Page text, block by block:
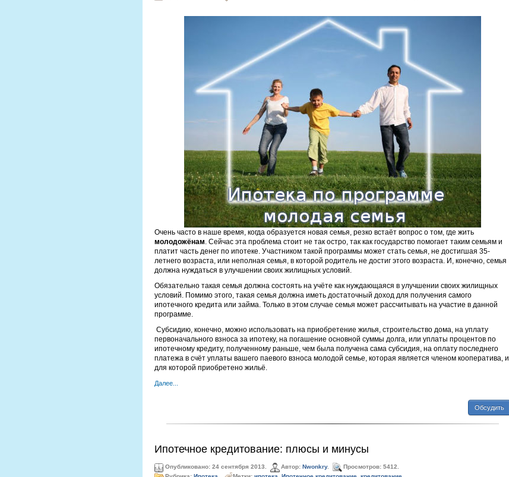
Очень часто в наше время, когда образуется новая семья, резко встаёт вопрос о том, где жить
молодожёнам. Сейчас эта проблема стоит не так остро, так как государство помогает таким семьям и
платит часть денег по ипотеке. Участником такой программы может стать семья, не достигшая 35-
летнего возраста, или неполная семья, в которой родитель не достиг этого возраста. И, конечно, семья
должна нуждаться в улучшении своих жилищных условий.
Обязательно такая семья должна состоять на учёте как нуждающаяся в улучшении своих жилищных
условий. Помимо этого, такая семья должна иметь достаточный доход для получения самого
ипотечного кредита или займа. Только в этом случае семья может рассчитывать на участие в данной
программе.
Субсидию, конечно, можно использовать на приобретение жилья, строительство дома, на уплату
первоначального взноса за ипотеку, на погашение основной суммы долга, или уплаты процентов по
ипотечному кредиту, полученному раньше, чем была получена сама субсидия, на оплату последнего
платежа в счёт уплаты вашего паевого взноса молодой семье, которая является членом кооператива, и
для которой приобретено жильё.
Далее...
Обсудить
Ипотечное кредитование: плюсы и минусы
Опубликовано: 24 сентября 2013. Автор: Nwonkry.
Просмотров: 5412.